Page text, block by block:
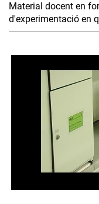
Material docent en
d'experimentació en